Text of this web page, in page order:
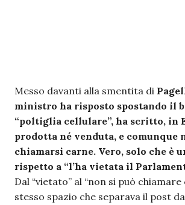
Messo davanti alla smentita di
ministro ha risposto spostando il
“poltiglia cellulare”, ha scritto, in
prodotta né venduta, e comunque
chiamarsi carne. Vero, solo che è
rispetto a “l’ha vietata il
Dal “vietato” al “non si può
stesso spazio che separava il post